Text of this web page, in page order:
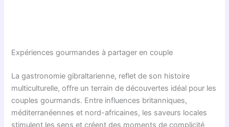
Expériences gourmandes à partager en couple
La gastronomie gibraltarienne, reflet de son histoire
multiculturelle, offre un terrain de découvertes idéal pour les
couples gourmands. Entre influences britanniques,
méditerranéennes et nord-africaines, les saveurs locales
stimulent les sens et créent des moments de complicité